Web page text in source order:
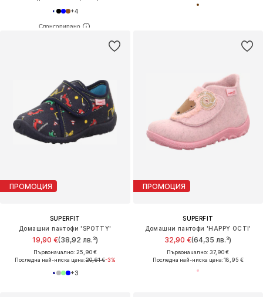
+4
ПРОМОЦИЯ
SUPERFIT
Домашни пантофи 'SPOTTY'
19,90 €(38,92 лв.³)
Първоначално: 25,90 €
Последна най-ниска цена:20,61 €-3%
+3
ПРОМОЦИЯ
SUPERFIT
Домашни пантофи 'HAPPY OCTI'
32,90 €(64,35 лв.³)
Първоначално: 37,90 €
Последна най-ниска цена:18,95 €